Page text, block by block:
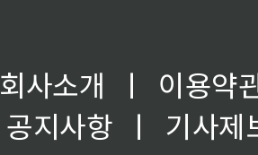
회사소개 ㅣ
이용약
공지사항
ㅣ
기사제